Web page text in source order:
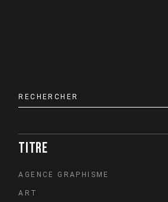
TITRE
AGENCE GRAPHISME
ART